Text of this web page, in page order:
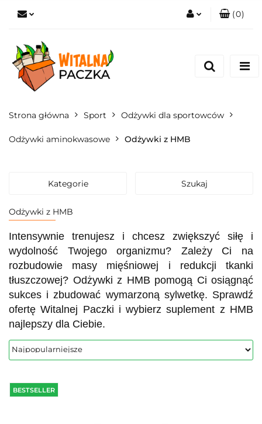
(0)
Strona główna Sport Odżywki dla sportowców
Odżywki aminokwasowe Odżywki z HMB
Kategorie Szukaj
Odżywki z HMB
Intensywnie trenujesz i chcesz zwiększyć siłę i
wydolność Twojego organizmu? Zależy Ci na
rozbudowie masy mięśniowej i redukcji tkanki
tłuszczowej? Odżywki z HMB pomogą Ci osiągnąć
sukces i zbudować wymarzoną sylwetkę. Sprawdź
ofertę Witalnej Paczki i wybierz suplement z HMB
najlepszy dla Ciebie.
BESTSELLER